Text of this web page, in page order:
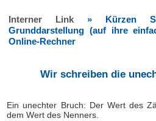
Interner Link » Kürzen
Grunddarstellung (auf ihre
Online-Rechner
Wir schreiben die
Ein unechter Bruch: Der Wert des
dem Wert des Nenners.